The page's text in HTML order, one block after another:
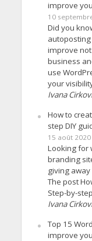
improve
10
Did you
improve
business
use
your
Ivana
How to
step DIY
15 août 2020
Looking for
branding
giving away
The post
Step-by-
Ivana
Top 15
improve